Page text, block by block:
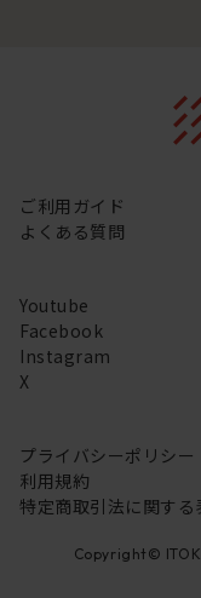
ご利用ガイド
よくある質問
Youtube
Facebook
Instagram
X
プライバシーポリシー
利用規約
特定商取引法に関する
Copyright©